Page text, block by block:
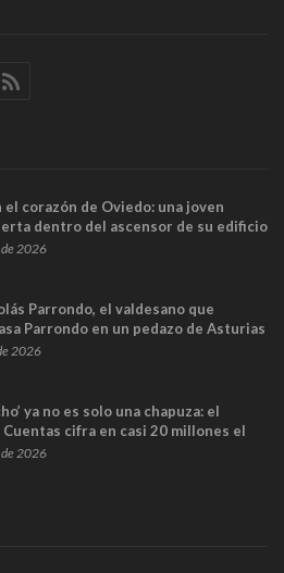
corazón de Oviedo: una joven
dentro del ascensor de su edificio
captan sus últimos minutos
de 2026
Parrondo, el valdesano que
Parrondo en un pedazo de Asturias
2026
ya no es solo una chapuza: el
cifra en casi 20 millones el
los trenes que no cabían por los
2026